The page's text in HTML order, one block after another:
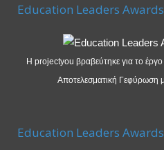
Education Leaders Awards
Η projectyou βραβεύτηκε για το
Αποτελεσματική Γεφύρωση
Education Leaders